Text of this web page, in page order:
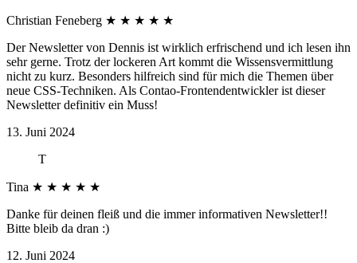
Christian Feneberg ★ ★ ★ ★ ★
Der Newsletter von Dennis ist wirklich erfrischend und ich lesen ihn
sehr gerne. Trotz der lockeren Art kommt die Wissensvermittlung
nicht zu kurz. Besonders hilfreich sind für mich die Themen über
neue CSS-Techniken. Als Contao-Frontendentwickler ist dieser
Newsletter definitiv ein Muss!
13. Juni 2024
T
Tina ★ ★ ★ ★ ★
Danke für deinen fleiß und die immer informativen Newsletter!!
Bitte bleib da dran :)
12. Juni 2024